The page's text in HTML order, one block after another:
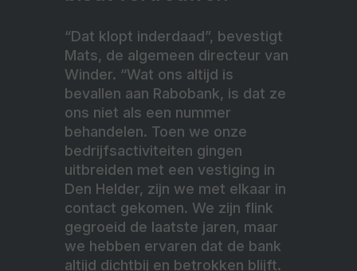
“Dat klopt inderdaad”, bevestigt
Mats, de algemeen directeur van
Winder. “Wat ons altijd is
bevallen aan Rabobank, is dat ze
ons niet als een nummer
behandelen. Toen we onze
bedrijfsactiviteiten gingen
uitbreiden met een vestiging in
Den Helder, zijn we met elkaar in
contact gekomen. We zijn flink
gegroeid de laatste jaren, maar
we hebben ervaren dat de bank
altijd dichtbij en betrokken blijft.